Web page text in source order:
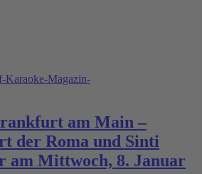
am Main –
der Roma und Sinti
am Mittwoch, 8. Januar